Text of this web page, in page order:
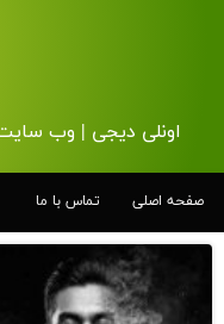
اونلی دیجی | وب
صفحه اصلی تماس با ما